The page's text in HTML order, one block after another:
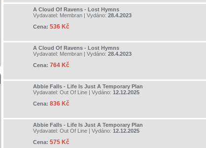
A Cloud Of Ravens - Lost Hymns
Vydavatel: Membran | Vydáno: 28.4.2023
Cena: 536 Kč
A Cloud Of Ravens - Lost Hymns
Vydavatel: Membran | Vydáno: 28.4.2023
Cena: 764 Kč
Abbie Falls - Life Is Just A Temporary Plan
Vydavatel: Out Of Line | Vydáno: 12.12.2025
Cena: 836 Kč
Abbie Falls - Life Is Just A Temporary Plan
Vydavatel: Out Of Line | Vydáno: 12.12.2025
Cena: 575 Kč